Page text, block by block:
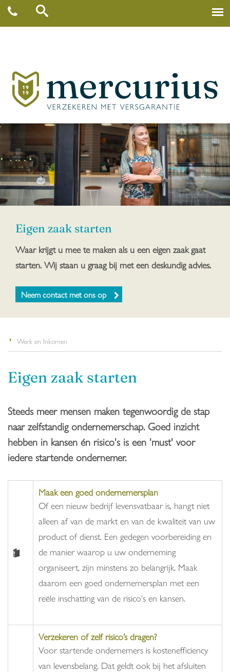
Eigen zaak starten
Waar krijgt u mee te maken als u een eigen zaak gaat
starten. Wij staan u graag bij met een deskundig advies.
Neem contact met ons op
Werk en Inkomen
Eigen zaak starten
Steeds meer mensen maken tegenwoordig de stap
naar zelfstandig ondernemerschap. Goed inzicht
hebben in kansen én risico's is een 'must' voor
iedere startende ondernemer.
Maak een goed ondernemersplan
Of een nieuw bedrijf levensvatbaar is, hangt niet
alleen af van de markt en van de kwaliteit van uw
product of dienst. Een gedegen voorbereiding en
de manier waarop u uw onderneming
organiseert, zijn minstens zo belangrijk. Maak
daarom een goed ondernemersplan met een
reële inschatting van de risico's en kansen.
Verzekeren of zelf risico’s dragen?
Voor startende ondernemers is kostenefficiency
van levensbelang. Dat geldt ook bij het afsluiten